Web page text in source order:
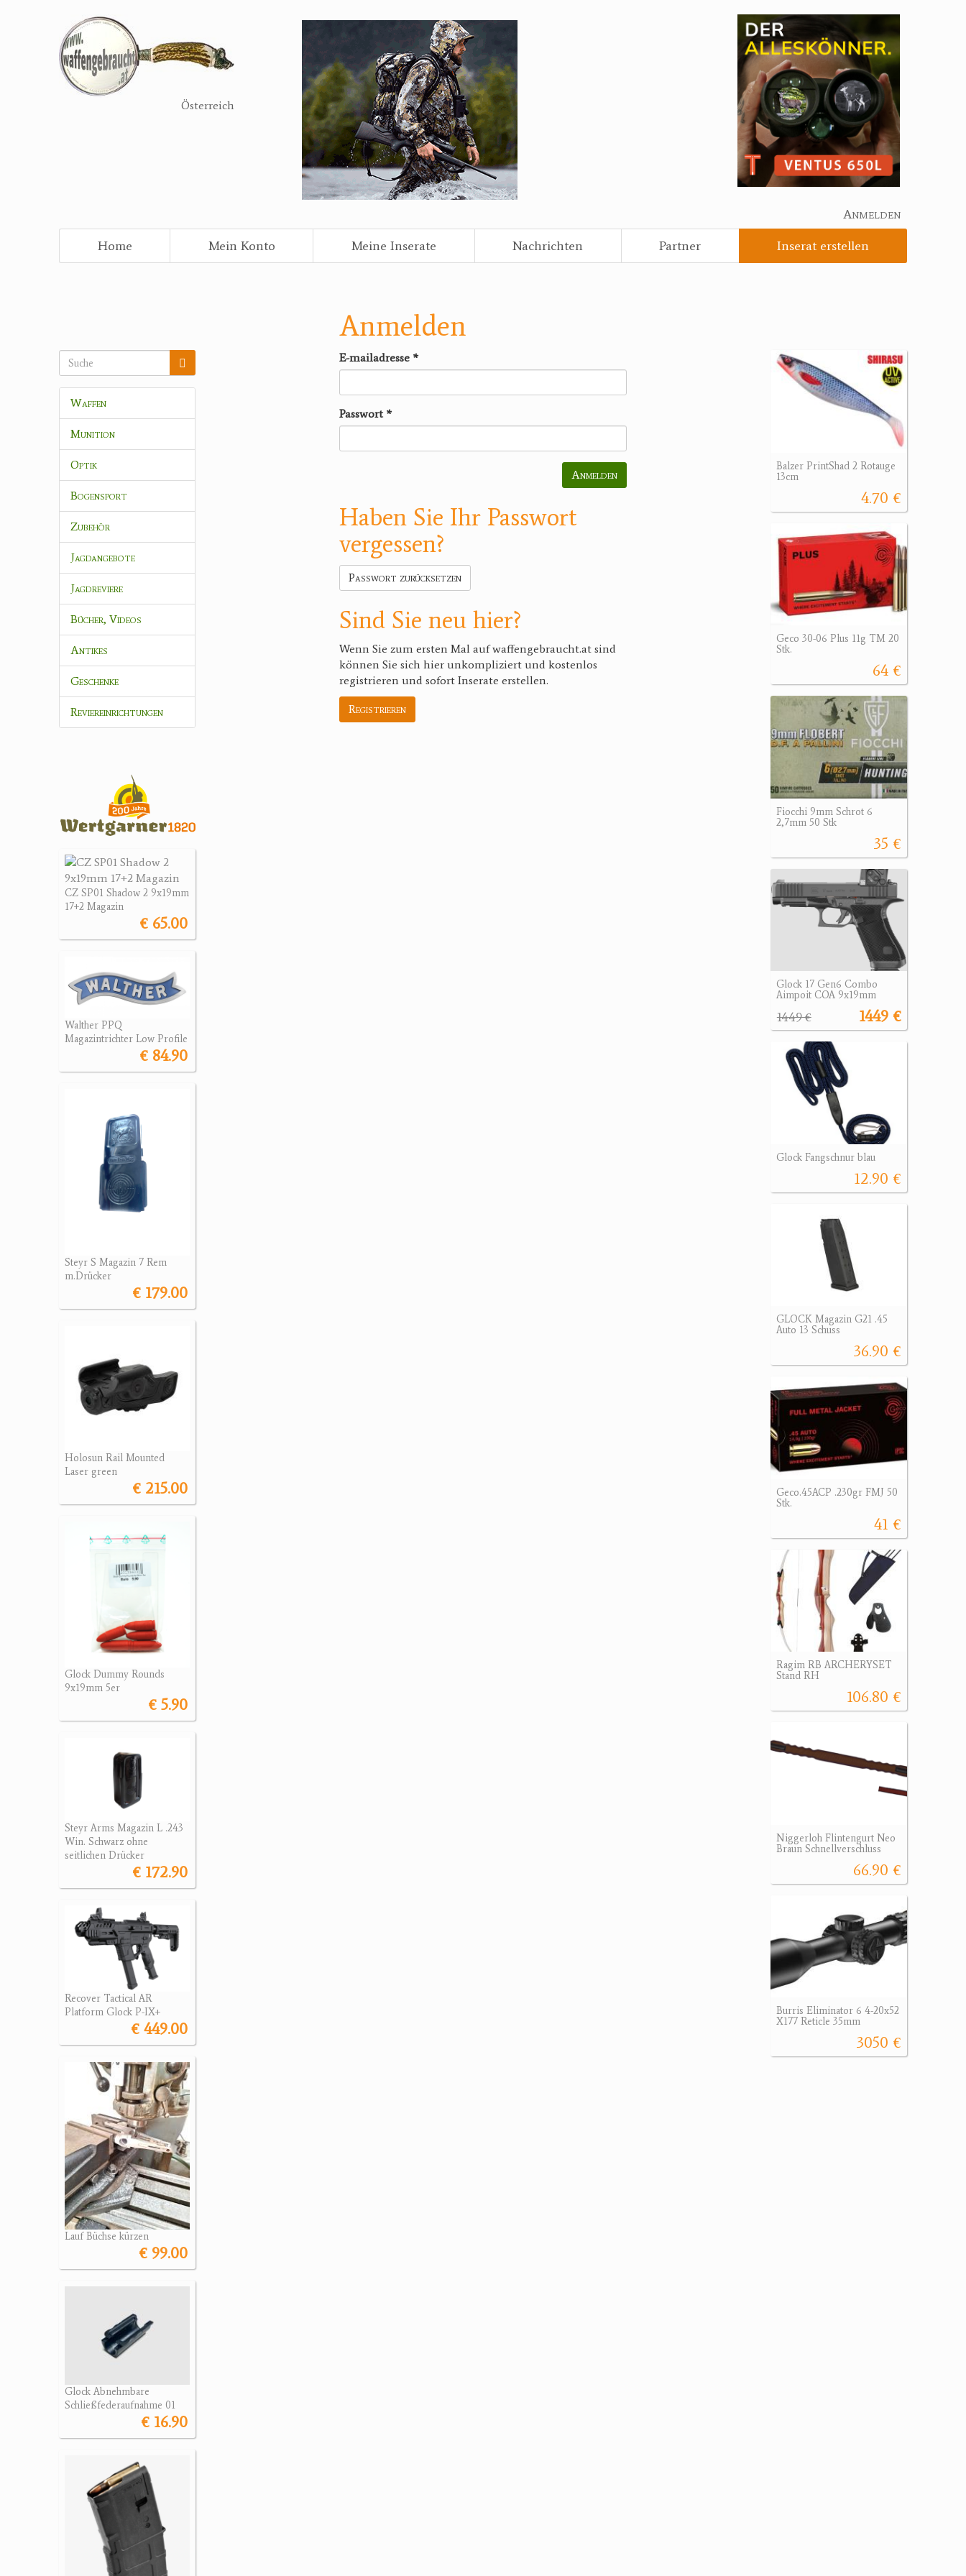
Österreich
Anmelden
Home
Mein Konto Meine Inserate Nachrichten Partner Inserat erstellen
Waffen
Munition
Optik
Bogensport
Zubehör
Jagdangebote
Jagdreviere
Bücher, Videos
Antikes
Geschenke
Reviereinrichtungen
CZ SP01 Shadow 2 9x19mm
17+2 Magazin
€ 65.00
Walther PPQ
Magazintrichter Low Profile
€ 84.90
Steyr S Magazin 7 Rem
m.Drücker
€ 179.00
Holosun Rail Mounted
Laser green
€ 215.00
Glock Dummy Rounds
9x19mm 5er
€ 5.90
Steyr Arms Magazin L .243
Win. Schwarz ohne
seitlichen Drücker
€ 172.90
Recover Tactical AR
Platform Glock P-IX+
€ 449.00
Lauf Büchse kürzen
€ 99.00
Glock Abnehmbare
Schließfederaufnahme 01
€ 16.90
Anmelden
E-mailadresse *
Passwort *
Anmelden
Haben Sie Ihr Passwort
vergessen?
Passwort zurücksetzen
Sind Sie neu hier?
Wenn Sie zum ersten Mal auf waffengebraucht.at sind
können Sie sich hier unkompliziert und kostenlos
registrieren und sofort Inserate erstellen.
Registrieren
Balzer PrintShad 2 Rotauge
13cm
4.70 €
Geco 30-06 Plus 11g TM 20
Stk.
64 €
Fiocchi 9mm Schrot 6
2,7mm 50 Stk
35 €
Glock 17 Gen6 Combo
Aimpoit COA 9x19mm
1449 €
1449 €
Glock Fangschnur blau
12.90 €
GLOCK Magazin G21 .45
Auto 13 Schuss
36.90 €
Geco.45ACP .230gr FMJ 50
Stk.
41 €
Ragim RB ARCHERYSET
Stand RH
106.80 €
Niggerloh Flintengurt Neo
Braun Schnellverschluss
66.90 €
Burris Eliminator 6 4-20x52
X177 Reticle 35mm
3050 €